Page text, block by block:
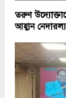
তরুণ
আহ্বান